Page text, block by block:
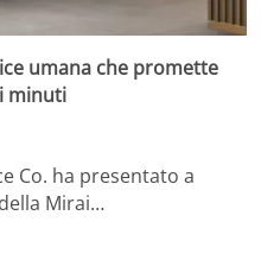
umana che promette
minuti
Co. ha presentato a
Mirai…